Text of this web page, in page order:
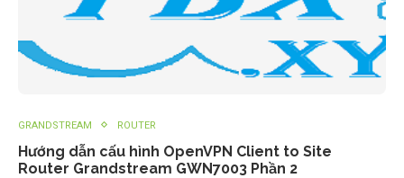
GRANDSTREAM ROUTER
Hướng dẫn cấu hình OpenVPN Client to Site
Router Grandstream GWN7003 Phần 2